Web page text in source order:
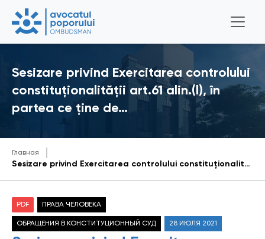
Sesizare privind Exercitarea controlului
constituţionalităţii art.61 alin.(l), în
partea ce ţine de…
Главная
Sesizare privind Exercitarea controlului constituţionalităţii art.61 alin.(l), în partea ce ţine de omisiunea prevederii privind modul de reexaminare a pensiilor pentru vechime în muncă stabilite militarilor, persoanelor din corpul de comandă şi din trupele organelor afacerilor interne, precum şi funcţionarilor publici cu statut special din sistemul administraţiei penitenciare, şi din cadrul Inspectoratului General de Carabinieri şi familiilor acestora
PDF ПРАВА ЧЕЛОВЕКА
ОБРАЩЕНИЯ В КОНСТИТУЦИОННЫЙ СУД 28 ИЮЛЯ 2021